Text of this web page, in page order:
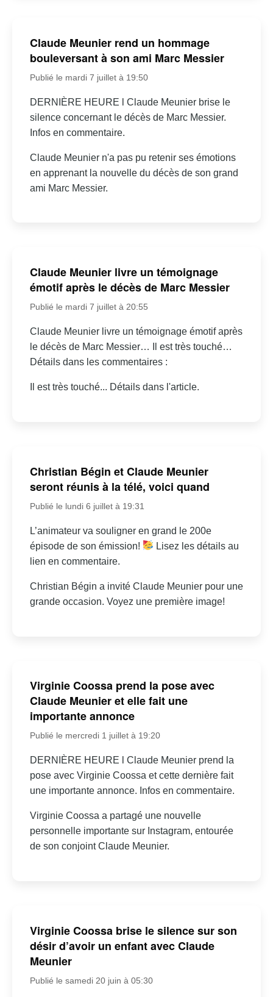
Claude Meunier rend un hommage
bouleversant à son ami Marc Messier
Publié le mardi 7 juillet à 19:50
DERNIÈRE HEURE l Claude Meunier brise le
silence concernant le décès de Marc Messier.
Infos en commentaire.
Claude Meunier n'a pas pu retenir ses émotions
en apprenant la nouvelle du décès de son grand
ami Marc Messier.
Claude Meunier livre un témoignage
émotif après le décès de Marc Messier
Publié le mardi 7 juillet à 20:55
Claude Meunier livre un témoignage émotif après
le décès de Marc Messier… Il est très touché…
Détails dans les commentaires :
Il est très touché... Détails dans l'article.
Christian Bégin et Claude Meunier
seront réunis à la télé, voici quand
Publié le lundi 6 juillet à 19:31
L’animateur va souligner en grand le 200e
épisode de son émission!
Lisez les détails au
lien en commentaire.
Christian Bégin a invité Claude Meunier pour une
grande occasion. Voyez une première image!
Virginie Coossa prend la pose avec
Claude Meunier et elle fait une
importante annonce
Publié le mercredi 1 juillet à 19:20
DERNIÈRE HEURE l Claude Meunier prend la
pose avec Virginie Coossa et cette dernière fait
une importante annonce. Infos en commentaire.
Virginie Coossa a partagé une nouvelle
personnelle importante sur Instagram, entourée
de son conjoint Claude Meunier.
Virginie Coossa brise le silence sur son
désir d’avoir un enfant avec Claude
Meunier
Publié le samedi 20 juin à 05:30